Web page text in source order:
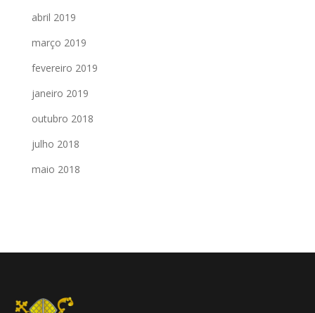
abril 2019
março 2019
fevereiro 2019
janeiro 2019
outubro 2018
julho 2018
maio 2018